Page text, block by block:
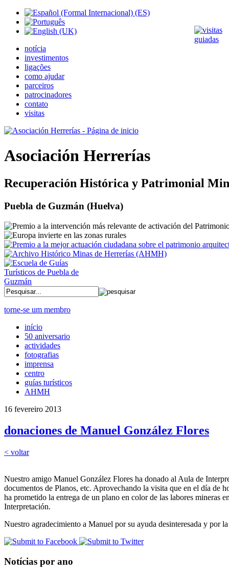
notícia
investimentos
ligações
como ajudar
parceiros
patrocinadores
contato
visitas
Asociación Herrerías
Recuperación Histórica y Patrimonial
Puebla de Guzmán (Huelva)
torne-se um membro
início
50 aniversario
actividades
fotografias
imprensa
centro
guías turísticos
AHMH
16 fevereiro 2013
donaciones de Manuel González Flores
< voltar
Nuestro amigo Manuel González Flores ha donado al Aula de
documentos de Planos, etc. Aprovechando la visita que en el día de
ha prometido la entrega de un plano en color de las labores mineras
Interpretación.
Nuestro agradecimiento a Manuel por su ayuda desinteresada y por
Notícias por ano